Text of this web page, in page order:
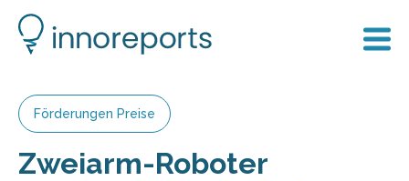
Förderungen Preise
Zweiarm-Roboter